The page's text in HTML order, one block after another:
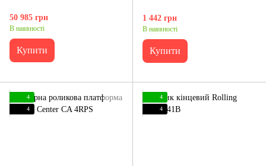
50 985 грн
В наявності
Купити
1 442 грн
В наявності
Купити
4
4
4
4